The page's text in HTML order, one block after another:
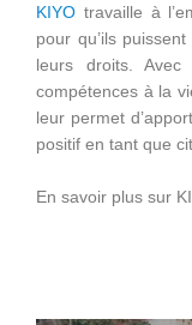
KIYO travaille à
pour qu’ils
leurs droits.
compétences à la
leur permet
positif en tant que
En savoir plus sur